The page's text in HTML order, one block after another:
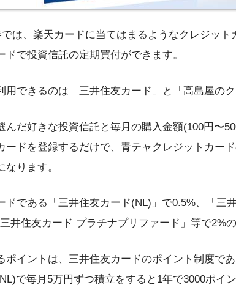
は、楽天カードに当てはまるようなクレジッ
ドで投資信託の定期買付ができます。
用できるのは「三井住友カード」と「高島屋のク
んだ好きな投資信託と毎月の購入金額(100円〜
ードを登録するだけで、青テャクレジットカー
なります。
ドである「三井住友カード(NL)」で0.5%、「三
井住友カード プラチナプリファード」等で2%
ポイントは、三井住友カードのポイント制度で
で毎月5万円ずつ積立をすると1年で3000ポイ